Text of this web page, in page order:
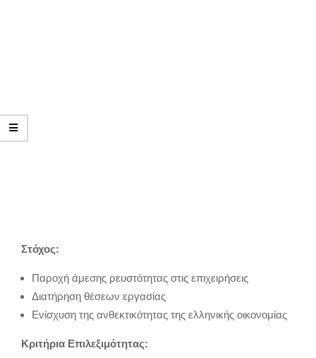
Στόχος:
Παροχή άμεσης ρευστότητας στις επιχειρήσεις
Διατήρηση θέσεων εργασίας
Ενίσχυση της ανθεκτικότητας της ελληνικής οικονομίας
Κριτήρια Επιλεξιμότητας: